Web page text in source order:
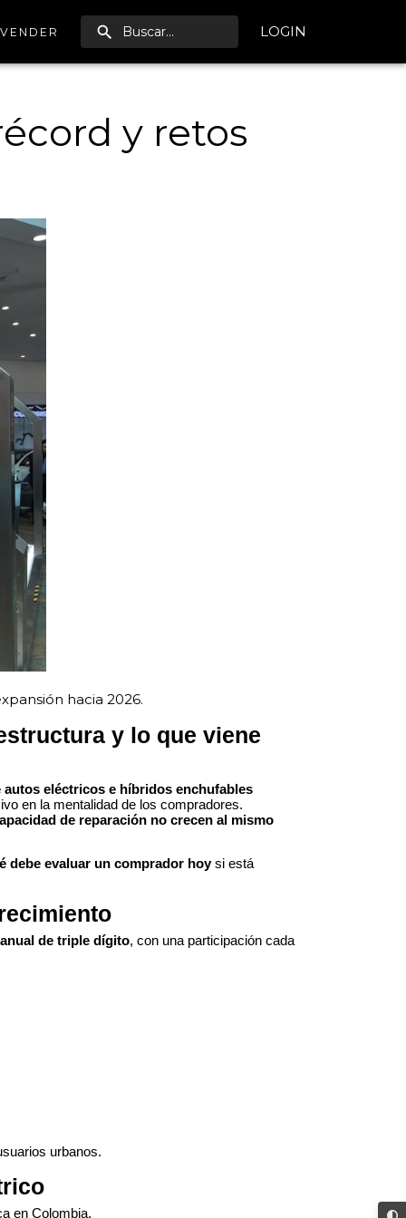
VENDER LOGIN
y retos
hacia 2026.
y lo que viene
autos eléctricos e híbridos enchufables
en la mentalidad de los compradores.
de reparación no crecen al mismo
debe evaluar un comprador hoysi está
de triple dígito, con una participación cada
urbanos.
en Colombia.